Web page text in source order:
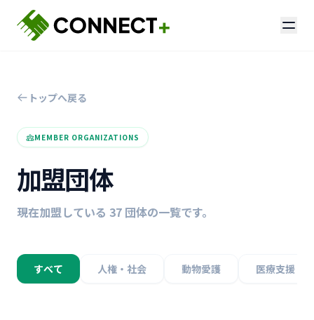
トップへ戻る
MEMBER ORGANIZATIONS
加盟団体
現在加盟している 37 団体の一覧です。
すべて 人権・社会 動物愛護 医療支援